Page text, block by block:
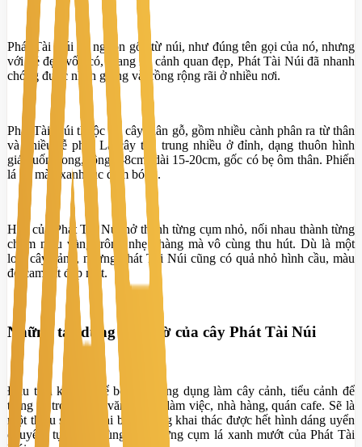
Phát Tài Núi có nguồn gốc từ núi, như đúng tên gọi của nó, nhưng
với vẻ đẹp vốn có, mang lại cảnh quan đẹp, Phát Tài Núi đã nhanh
chóng được nhân giống và trồng rộng rãi ở nhiều nơi.
Phát Tài Núi thuộc họ cây thân gỗ, gồm nhiều cành phân ra từ thân
và nhiều rễ phụ. Lá cây tập trung nhiều ở đỉnh, dạng thuôn hình
giáo uốn cong, rộng 5-8cm, dài 15-20cm, gốc có bẹ ôm thân. Phiến
lá có màu xanh lục đậm bóng.
Hoa của Phát Tài Núi nở thành từng cụm nhỏ, nối nhau thành từng
chùm màu vàng trông nhẹ nhàng mà vô cùng thu hút. Dù là một
loại cây cảnh, nhưng Phát Tài Núi cũng có quả nhỏ hình cầu, màu
đỏ cam rất đẹp mắt.
Những tác dụng bất ngờ của cây Phát Tài Núi
Đầu tiên không thể bỏ qua công dụng làm cây cảnh, tiểu cảnh để
trang trí trong nhà, văn phòng làm việc, nhà hàng, quán cafe. Sẽ là
một thiếu sót lớn khi bạn không khai thác được hết hình dáng uyển
chuyển, tự nhiên cùng với những cụm lá xanh mướt của Phát Tài